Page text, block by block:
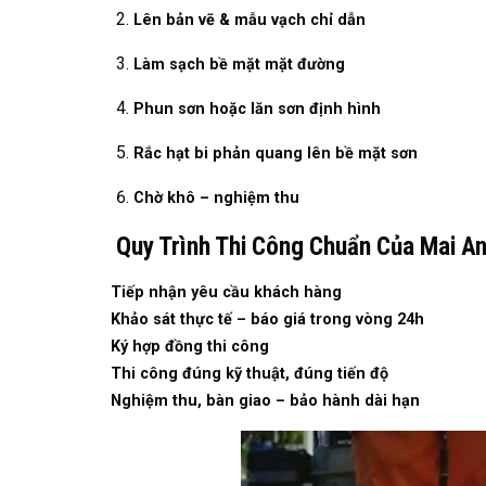
Lên bản vẽ & mẫu vạch chỉ dẫn
Làm sạch bề mặt mặt đường
Phun sơn hoặc lăn sơn định hình
Rắc hạt bi phản quang lên bề mặt sơn
Chờ khô – nghiệm thu
Quy Trình Thi Công Chuẩn Của Mai
Tiếp nhận yêu cầu khách hàng
Khảo sát thực tế – báo giá trong vòng 24h
Ký hợp đồng thi công
Thi công đúng kỹ thuật, đúng tiến độ
Nghiệm thu, bàn giao – bảo hành dài hạn